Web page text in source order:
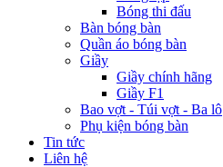
Bóng thi đấu
Bàn bóng bàn
Quần áo bóng bàn
Giầy
Giầy chính hãng
Giầy F1
Bao vợt - Túi vợt - Ba lô
Phụ kiện bóng bàn
Tin tức
Liên hệ